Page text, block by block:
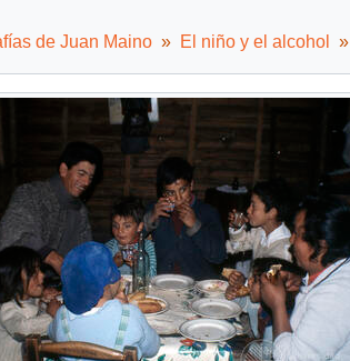
de Juan Maino El niño y el alcohol